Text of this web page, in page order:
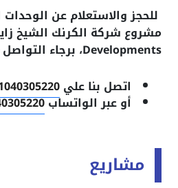
للحجز والاستعلام عن
Developments، برجاء
اتصل بنا علي
أو عبر الواتساب
مشاريع